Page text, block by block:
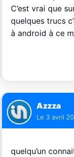
C’est vrai que
quelques trucs
à android à ce
Azzza
Le 3 avril
quelqu’un